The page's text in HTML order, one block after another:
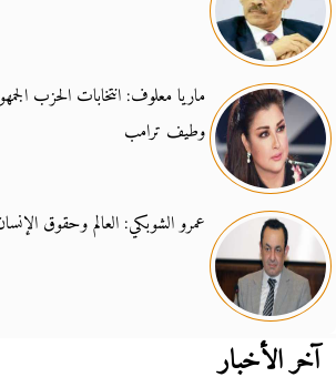
ماريا معلوف: انتخابات الحزب
وطيف ترامب
عمرو الشوبكي: العالم وحقوق
آخر الأخبار